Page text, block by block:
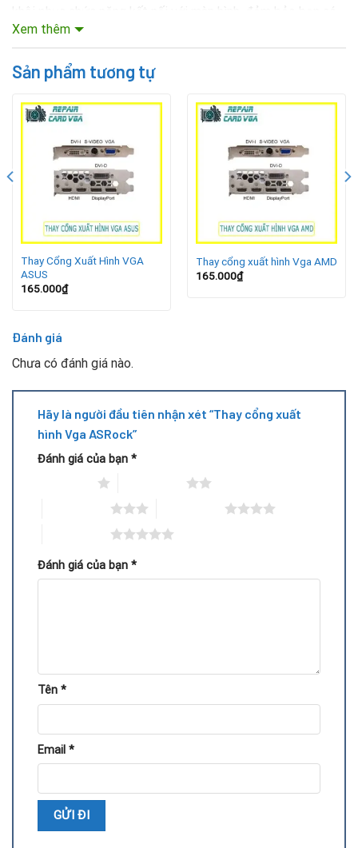
khôi phục chức năng kết nối với màn hình, đảm bảo bạn có
thể sử dụng tối ưu card mà không cần thay cả card mới. Kỹ
HDR và xác nhận tín hiệu ổn định như ban đầu.
Các dòng card ASRock thường gặp lỗi cổng xuất
hình
ASRock Radeon RX 570/580/590
ASRock Radeon RX 5600 XT / 5700 XT
ASRock Radeon RX 6600 / 6700 XT
ASRock Radeon RX 6800 / 6800 XT / 6900 XT
Dù là card phổ thông hay cao cấp, nếu gặp lỗi cổng video thì
vẫn có thể sửa được.
Dấu hiệu cần thay cổng xuất hình
Màn hình bị
cắm/cáp.
Cổng bị hoen gỉ, chập, lỏng hoặc có dấu vết cháy nhẹ.
nối được màn hình.
Kém chất lượng hiển thị (màu bị rạn, nhòe, lỗi HDR).
Xem thêm
Sản phẩm tương tự
Thay Cổng Xuất Hình VGA
ASUS
165.000₫
Thay cổng xuất hình Vga AMD
165.000₫
Đánh giá
Chưa có đánh giá nào.
Hãy là người đầu tiên nhận xét “Thay cổng xuất
hình Vga ASRock”
Đánh giá của bạn *
Đánh giá của bạn *
Tên *
Email *